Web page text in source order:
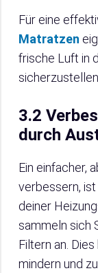
Für eine
Matratzen
frische Luft in
sicherzustellen.
3.2
durch
Ein einfacher,
verbessern,
deiner
sammeln sich
Filtern an.
mindern und